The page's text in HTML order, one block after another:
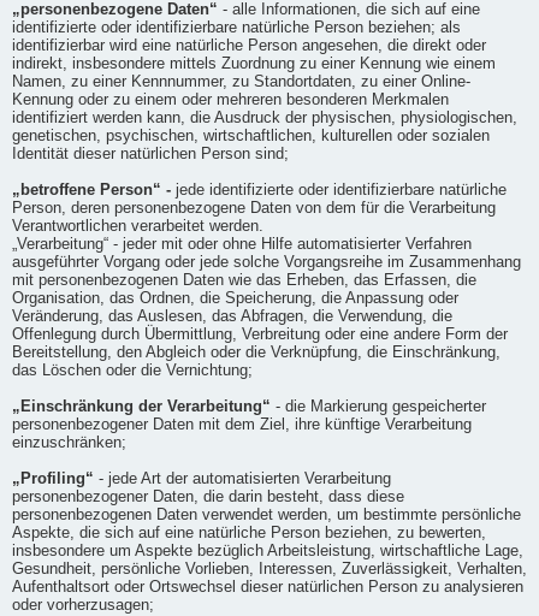
„personenbezogene Daten“ - alle Informationen, die sich auf eine
identifizierte oder identifizierbare natürliche Person beziehen; als
identifizierbar wird eine natürliche Person angesehen, die direkt oder
indirekt, insbesondere mittels Zuordnung zu einer Kennung wie einem
Namen, zu einer Kennnummer, zu Standortdaten, zu einer Online-
Kennung oder zu einem oder mehreren besonderen Merkmalen
identifiziert werden kann, die Ausdruck der physischen, physiologischen,
genetischen, psychischen, wirtschaftlichen, kulturellen oder sozialen
Identität dieser natürlichen Person sind;
„betroffene Person“ - jede identifizierte oder identifizierbare natürliche
Person, deren personenbezogene Daten von dem für die Verarbeitung
Verantwortlichen verarbeitet werden.
„Verarbeitung“ - jeder mit oder ohne Hilfe automatisierter Verfahren
ausgeführter Vorgang oder jede solche Vorgangsreihe im Zusammenhang
mit personenbezogenen Daten wie das Erheben, das Erfassen, die
Organisation, das Ordnen, die Speicherung, die Anpassung oder
Veränderung, das Auslesen, das Abfragen, die Verwendung, die
Offenlegung durch Übermittlung, Verbreitung oder eine andere Form der
Bereitstellung, den Abgleich oder die Verknüpfung, die Einschränkung,
das Löschen oder die Vernichtung;
„Einschränkung der Verarbeitung“ - die Markierung gespeicherter
personenbezogener Daten mit dem Ziel, ihre künftige Verarbeitung
einzuschränken;
„Profiling“ - jede Art der automatisierten Verarbeitung
personenbezogener Daten, die darin besteht, dass diese
personenbezogenen Daten verwendet werden, um bestimmte persönliche
Aspekte, die sich auf eine natürliche Person beziehen, zu bewerten,
insbesondere um Aspekte bezüglich Arbeitsleistung, wirtschaftliche Lage,
Gesundheit, persönliche Vorlieben, Interessen, Zuverlässigkeit, Verhalten,
Aufenthaltsort oder Ortswechsel dieser natürlichen Person zu analysieren
oder vorherzusagen;